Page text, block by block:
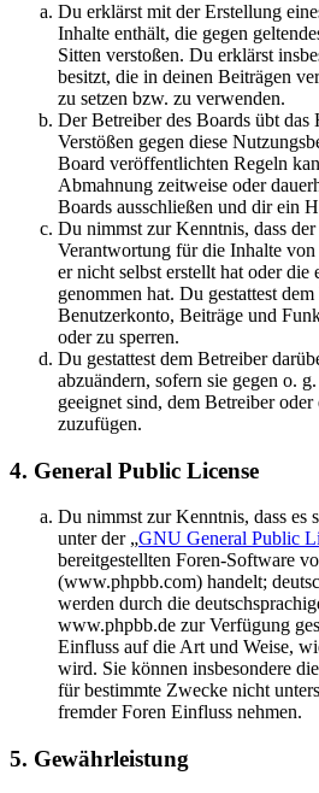
Du erklärst mit der Erstellung
Inhalte enthält, die gegen
Sitten verstoßen. Du erklärst
besitzt, die in deinen Beiträgen
zu setzen bzw. zu verwenden.
Der Betreiber des Boards übt das
Verstößen gegen diese
Board veröffentlichten Regeln
Abmahnung zeitweise oder
Boards ausschließen und dir ein
Du nimmst zur Kenntnis, dass
Verantwortung für die Inhalte
er nicht selbst erstellt hat oder
genommen hat. Du gestattest
Benutzerkonto, Beiträge und
oder zu sperren.
Du gestattest dem Betreiber
abzuändern, sofern sie gegen o.
geeignet sind, dem Betreiber
zuzufügen.
4. General Public License
Du nimmst zur Kenntnis, dass es
unter der „GNU General Public
bereitgestellten Foren-Software
(www.phpbb.com) handelt;
werden durch die
www.phpbb.de zur Verfügung
Einfluss auf die Art und Weise,
wird. Sie können insbesondere
für bestimmte Zwecke nicht
fremder Foren Einfluss nehmen.
5. Gewährleistung